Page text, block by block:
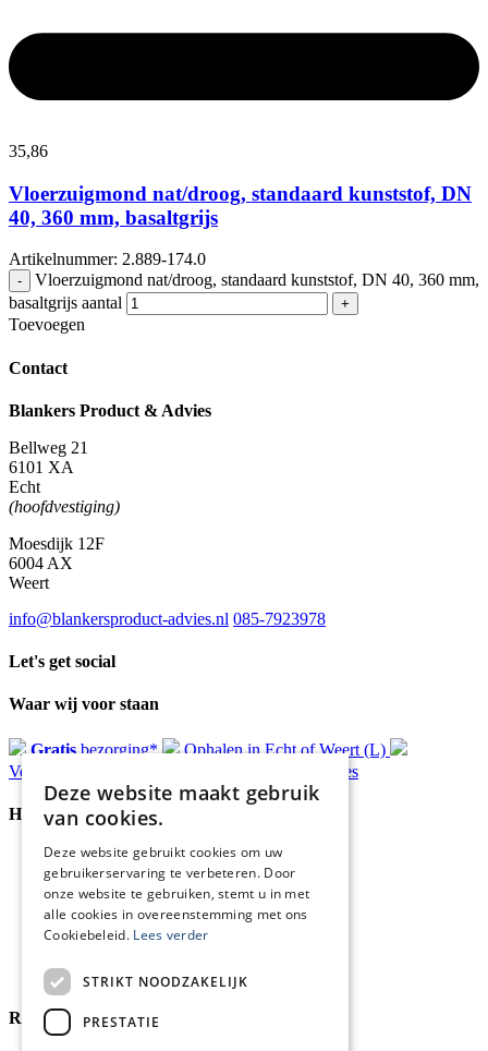
35,86
Vloerzuigmond nat/droog, standaard kunststof, DN
40, 360 mm, basaltgrijs
Artikelnummer: 2.889-174.0
-
Vloerzuigmond nat/droog, standaard kunststof, DN 40, 360 mm,
basaltgrijs aantal
+
Toevoegen
Contact
Blankers Product & Advies
Bellweg 21
6101 XA
Echt
(hoofdvestiging)
Moesdijk 12F
6004 AX
Weert
info@blankersproduct-advies.nl 085-7923978
Let's get social
Waar wij voor staan
Gratisbezorging*
Ophalen in Echt of Weert (L)
Verzonden
advies
Handige Links
Home
Klantenservice
Over ons
Blog
Privacyverklaring
Cookies
Reviewmerk
Deze website maakt gebruik
van cookies.
Deze website gebruikt cookies om uw
gebruikerservaring te verbeteren. Door
onze website te gebruiken, stemt u in met
alle cookies in overeenstemming met ons
Cookiebeleid. Lees verder
STRIKT NOODZAKELIJK
PRESTATIE